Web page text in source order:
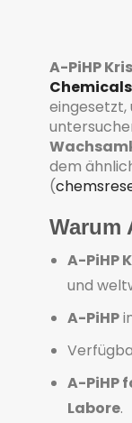
A-PiHP
Chemicals
eingesetzt,
dem
(
Warum
A-PiHP
und
A-PiHP
A-PiHP
Labore.